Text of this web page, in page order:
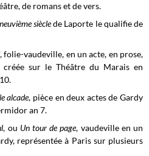
de romans et de vers.
sièclede Laporte le qualifie de
, folie-vaudeville, en un acte, en prose,
créée sur le Théâtre du Marais en
alcade, pièce en deux actes de Gardy
an 7.
, ou Un tour de page, vaudeville en un
représentée à Paris sur plusieurs